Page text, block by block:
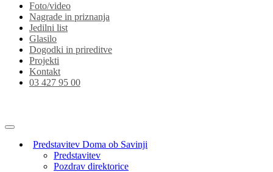
Foto/video
Nagrade in priznanja
Jedilni list
Glasilo
Dogodki in prireditve
Projekti
Kontakt
03 427 95 00
Predstavitev Doma ob Savinji
Predstavitev
Pozdrav direktorice